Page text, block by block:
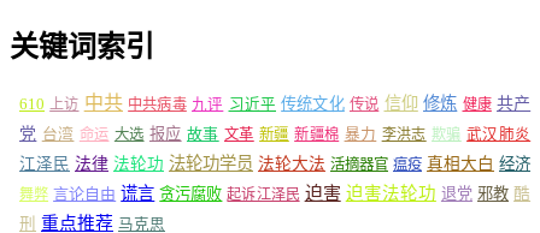
关键词索引
610 上访 中共 中共病毒 九评 习近平 传统文化 传说 信仰 修炼 健康 共产
党 台湾 命运 大选 报应 故事 文革 新疆 新疆棉 暴力 李洪志 欺骗 武汉肺炎
江泽民 法律 法轮功 法轮功学员 法轮大法 活摘器官 瘟疫 真相大白 经济
舞弊 言论自由 谎言 贪污腐败 起诉江泽民 迫害 迫害法轮功 退党 邪教 酷
刑 重点推荐 马克思